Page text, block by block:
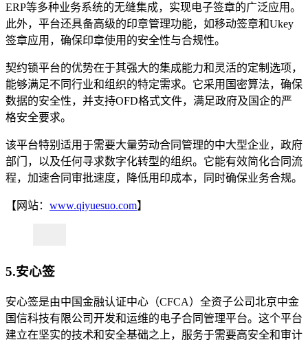
ERP等多种业务系统的无缝集成，实现电子签章的广泛应用。
此外，平台还具备高级的印章管理功能，如移动签章和Ukey
签章应用，确保印章使用的安全性与合规性。
契约锁平台的优势在于其强大的集成能力和灵活的定制选项，
能够满足不同行业和组织的特定需求。它采用国密算法，确保
数据的安全性，并支持OFD格式文件，满足政府及国企的严
格安全要求。
该平台特别适用于需要大量劳动合同管理的中大型企业，政府
部门，以及任何寻求数字化转型的组织。它能有效简化合同流
程，加速合同审批速度，降低用印成本，同时确保业务合规。
【网站： www.qiyuesuo.com】
5.安心签
安心签是由中国金融认证中心（CFCA）全资子公司北京中金
国信科技有限公司开发和运维的电子合同管理平台。这个平台
建立在坚实的技术和安全基础之上，服务于需要高安全和审计